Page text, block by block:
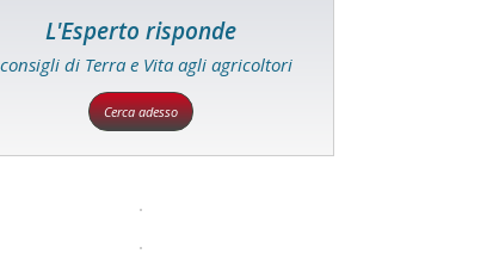
L'Esperto risponde
di Terra e Vita agli agricoltori
Cerca adesso